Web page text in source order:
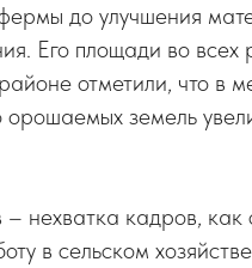
до улучшения
Его площади во всех
отметили, что в
орошаемых земель
нехватка кадров, как
в сельском